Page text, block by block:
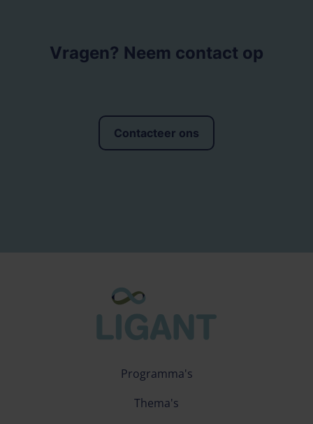
Vragen? Neem contact op
Contacteer ons
Programma's
Thema's